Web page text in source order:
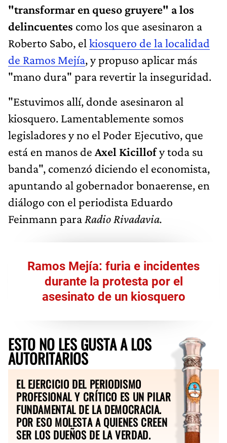
"transformar en queso gruyere" a los
delincuentes como los que asesinaron a
Roberto Sabo, el kiosquero de la localidad
de Ramos Mejía, y propuso aplicar más
"mano dura" para revertir la inseguridad.
"Estuvimos allí, donde asesinaron al
kiosquero. Lamentablemente somos
legisladores y no el Poder Ejecutivo, que
está en manos de Axel Kicillofy toda su
banda", comenzó diciendo el economista,
apuntando al gobernador bonaerense, en
diálogo con el periodista Eduardo
Feinmann para Radio Rivadavia.
Ramos Mejía: furia e incidentes
durante la protesta por el
asesinato de un kiosquero
ESTO NO LES GUSTA A LOS
AUTORITARIOS
EL EJERCICIO DEL PERIODISMO
PROFESIONAL Y CRÍTICO ES UN PILAR
FUNDAMENTAL DE LA DEMOCRACIA.
POR ESO MOLESTA A QUIENES CREEN
SER LOS DUEÑOS DE LA VERDAD.